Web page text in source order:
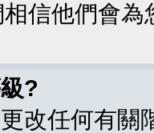
信他們會為
?
改任何有關